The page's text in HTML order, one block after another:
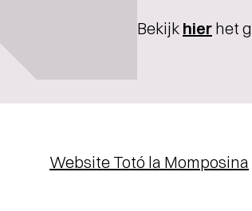
Bekijk hier het
Website Totó la Momposina